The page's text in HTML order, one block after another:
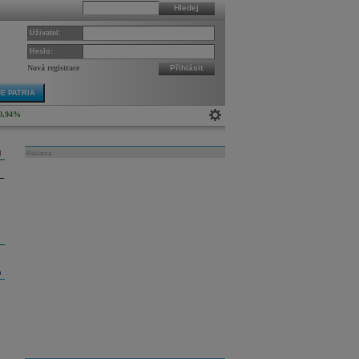
Hledej
Uživatel:
Heslo:
Nová registrace Přihlásit
PATRIA
Reklama